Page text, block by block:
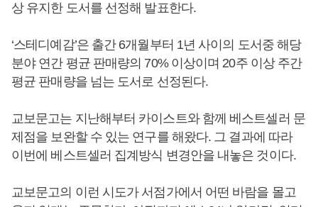
상 유지한 도서를 선정해 발표한다.
‘스테디예감’은 출간 6개월부터 1년 사이의 도서중 해당
분야 연간 평균 판매량의 70% 이상이며 20주 이상 주간
평균 판매량을 넘는 도서로 선정된다.
교보문고는 지난해부터 카이스트와 함께 베스트셀러 문
제점을 보완할 수 있는 연구를 해왔다. 그 결과에 따라
이번에 베스트셀러 집계방식 변경안을 내놓은 것이다.
교보문고의 이런 시도가 서점가에서 어떤 바람을 몰고